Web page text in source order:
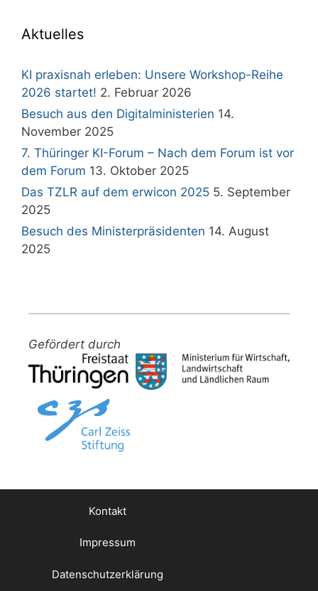
Aktuelles
KI praxisnah erleben: Unsere Workshop-Reihe
2026 startet! 2. Februar 2026
Besuch aus den Digitalministerien 14.
November 2025
7. Thüringer KI-Forum – Nach dem Forum ist vor
dem Forum 13. Oktober 2025
Das TZLR auf dem erwicon 2025 5. September
2025
Besuch des Ministerpräsidenten 14. August
2025
Gefördert durch
Kontakt
Impressum
Datenschutzerklärung